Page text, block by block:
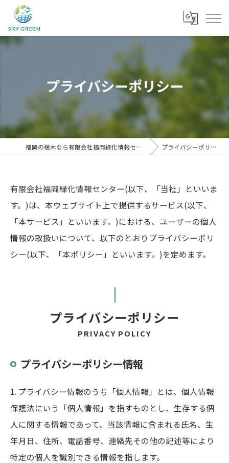
プライバシーポリシー
福岡の植木なら有限会社福岡緑化情報センター プライバシーポリシー
有限会社福岡緑化情報センター(以下、「当社」といいま
す。)は、本ウェブサイト上で提供するサービス(以下、
「本サービス」といいます。)における、ユーザーの個人
情報の取扱いについて、以下のとおりプライバシーポリ
シー(以下、「本ポリシー」といいます。)を定めます。
プライバシーポリシー
PRIVACY POLICY
プライバシーポリシー情報
1. プライバシー情報のうち「個人情報」とは、個人情報
保護法にいう「個人情報」を指すものとし、生存する個
人に関する情報であって、当該情報に含まれる氏名、生
年月日、住所、電話番号、連絡先その他の記述等により
特定の個人を識別できる情報を指します。